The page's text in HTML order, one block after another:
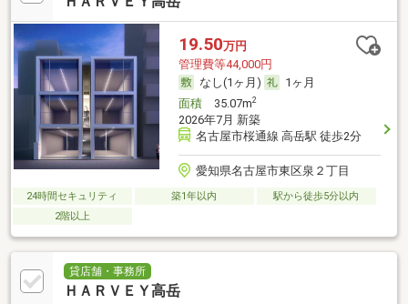
19.50万円
管理費等44,000円
なし(1ヶ月)
1ヶ月
面積35.07m2
2026年7月 新築
名古屋市桜通線 高岳駅 徒歩2分
愛知県名古屋市東区泉２丁目
24時間セキュリティ 築1年以内
駅から徒歩5分以内
2階以上
貸店舗・事務所
ＨＡＲＶＥＹ高岳